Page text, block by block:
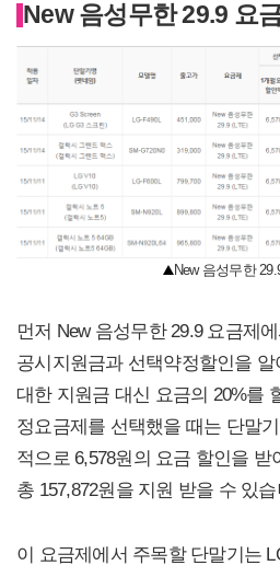
New 음성무한 29.9 요금
New 음성무한
먼저 New 음성무한 29.9 요금제
공시지원금과 선택약정할인을
대한 지원금 대신 요금의 20%를
정요금제를 선택했을 때는 단말
적으로 6,578원의 요금 할인을
총 157,872원을 지원 받을 수 있
이 요금제에서 주목할 단말기는